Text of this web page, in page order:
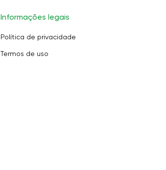
Informações legais
Política de privacidade
Termos de uso